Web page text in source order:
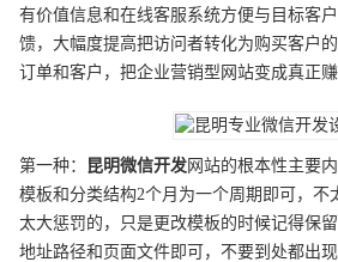
有价值信息和在线客服系统方便与目标客
馈，大幅度提高把访问者转化为购买客户
订单和客户，把企业营销型网站变成真正赚
第一种： 昆明微信开发网站的根本性主要
模板和分类结构2个月为一个周期即可，不
太大惩罚的，只是更改模板的时候记得保
地址路径和页面文件即可，不要到处都出